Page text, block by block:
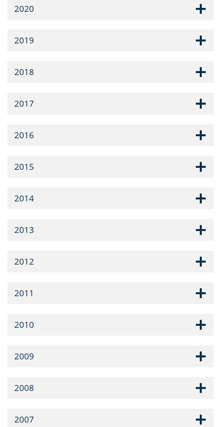
2020
2019
2018
2017
2016
2015
2014
2013
2012
2011
2010
2009
2008
2007